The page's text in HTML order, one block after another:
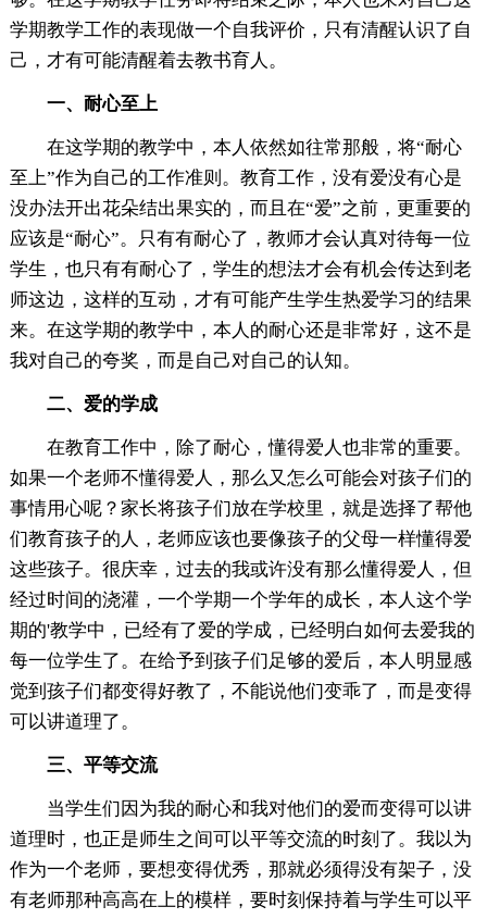
学期教学工作的表现做一个自我评价，只有清醒认识了自
己，才有可能清醒着去教书育人。
一、耐心至上
在这学期的教学中，本人依然如往常那般，将“耐心
至上”作为自己的工作准则。教育工作，没有爱没有心是
没办法开出花朵结出果实的，而且在“爱”之前，更重要的
应该是“耐心”。只有有耐心了，教师才会认真对待每一位
学生，也只有有耐心了，学生的想法才会有机会传达到老
师这边，这样的互动，才有可能产生学生热爱学习的结果
来。在这学期的教学中，本人的耐心还是非常好，这不是
我对自己的夸奖，而是自己对自己的认知。
二、爱的学成
在教育工作中，除了耐心，懂得爱人也非常的重要。
如果一个老师不懂得爱人，那么又怎么可能会对孩子们的
事情用心呢？家长将孩子们放在学校里，就是选择了帮他
们教育孩子的人，老师应该也要像孩子的父母一样懂得爱
这些孩子。很庆幸，过去的我或许没有那么懂得爱人，但
经过时间的浇灌，一个学期一个学年的成长，本人这个学
期的'教学中，已经有了爱的学成，已经明白如何去爱我的
每一位学生了。在给予到孩子们足够的爱后，本人明显感
觉到孩子们都变得好教了，不能说他们变乖了，而是变得
可以讲道理了。
三、平等交流
当学生们因为我的耐心和我对他们的爱而变得可以讲
道理时，也正是师生之间可以平等交流的时刻了。我以为
作为一个老师，要想变得优秀，那就必须得没有架子，没
有老师那种高高在上的模样，要时刻保持着与学生可以平